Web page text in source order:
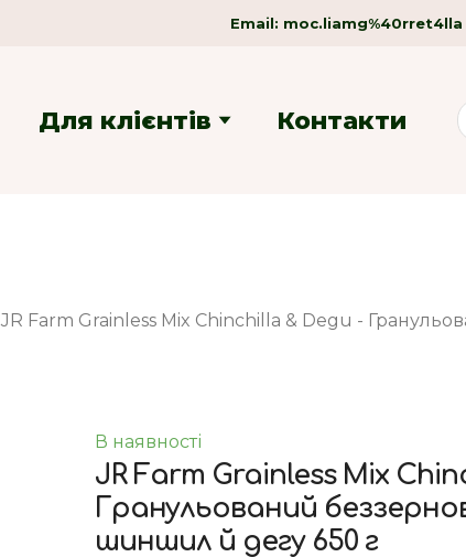
Email: moc.liamg%40rret4lla
Для клієнтів Контакти
JR Farm Grainless Mix Chinchilla & Degu -
В наявності
JR Farm Grainless Mix
Гранульований
шиншил й дегу 650 г